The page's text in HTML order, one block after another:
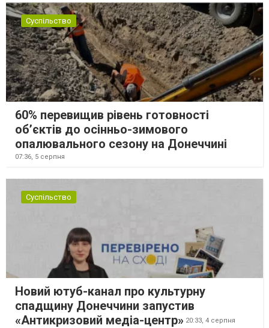
Суспільство
60% перевищив рівень готовності
об’єктів до осінньо-зимового
опалювального сезону на Донеччині
07:36, 5 серпня
Суспільство
Новий ютуб-канал про культурну
спадщину Донеччини запустив
«Антикризовий медіа-центр» 20:33, 4 серпня